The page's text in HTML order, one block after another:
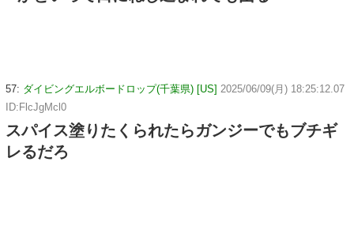
57: ダイビングエルボードロップ(千葉県) [US] 2025/06/09(月) 18:25:12.07
ID:FlcJgMcl0
スパイス塗りたくられたらガンジーでもブチギ
レるだろ